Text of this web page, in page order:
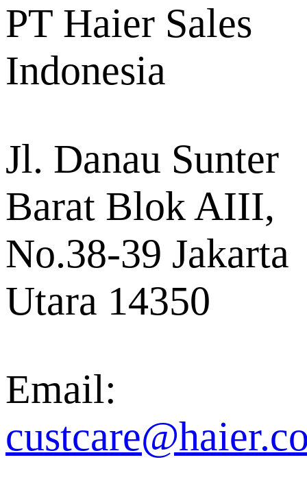
PT Haier Sales
Indonesia
Jl. Danau Sunter
Barat Blok AIII,
No.38-39 Jakarta
Utara 14350
Email: